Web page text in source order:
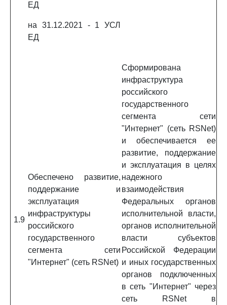
ЕД
на 31.12.2021 - 1 УСЛ
ЕД
1.9
Обеспечено развитие,
поддержание и
эксплуатация
инфраструктуры
российского
государственного
сегмента сети
"Интернет" (сеть RSNet)
Сформирована
инфраструктура
российского
государственного
сегмента сети
"Интернет" (сеть RSNet)
и обеспечивается ее
развитие, поддержание
и эксплуатация в целях
надежного
взаимодействия
Федеральных органов
исполнительной власти,
органов исполнительной
власти субъектов
Российской Федерации
и иных государственных
органов подключенных
в сеть "Интернет" через
сеть RSNet в